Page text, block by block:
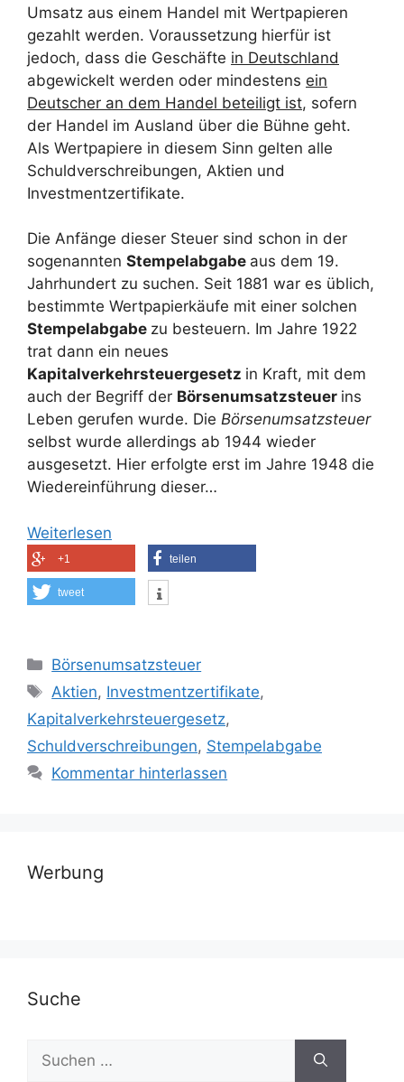
Umsatz aus einem Handel mit Wertpapieren
gezahlt werden. Voraussetzung hierfür ist
jedoch, dass die Geschäfte in Deutschland
abgewickelt werden oder mindestens ein
Deutscher an dem Handel beteiligt ist, sofern
der Handel im Ausland über die Bühne geht.
Als Wertpapiere in diesem Sinn gelten alle
Schuldverschreibungen, Aktien und
Investmentzertifikate.
Die Anfänge dieser Steuer sind schon in der
sogenannten Stempelabgabe aus dem 19.
Jahrhundert zu suchen. Seit 1881 war es üblich,
bestimmte Wertpapierkäufe mit einer solchen
Stempelabgabe zu besteuern. Im Jahre 1922
trat dann ein neues
Kapitalverkehrsteuergesetz in Kraft, mit dem
auch der Begriff der Börsenumsatzsteuer ins
Leben gerufen wurde. Die Börsenumsatzsteuer
selbst wurde allerdings ab 1944 wieder
ausgesetzt. Hier erfolgte erst im Jahre 1948 die
Wiedereinführung dieser…
Weiterlesen
+1 teilen
tweet
Kategorien
Börsenumsatzsteuer
Schlagwörter
Aktien, Investmentzertifikate,
Kapitalverkehrsteuergesetz,
Schuldverschreibungen, Stempelabgabe
Kommentar hinterlassen
Werbung
Suche
nach: